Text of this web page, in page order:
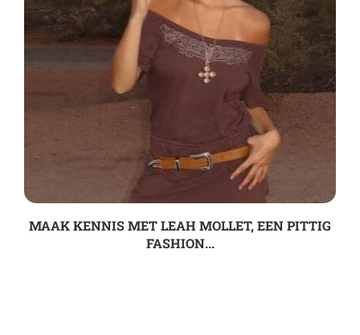
MAAK KENNIS MET LEAH MOLLET, EEN PITTIG
FASHION...